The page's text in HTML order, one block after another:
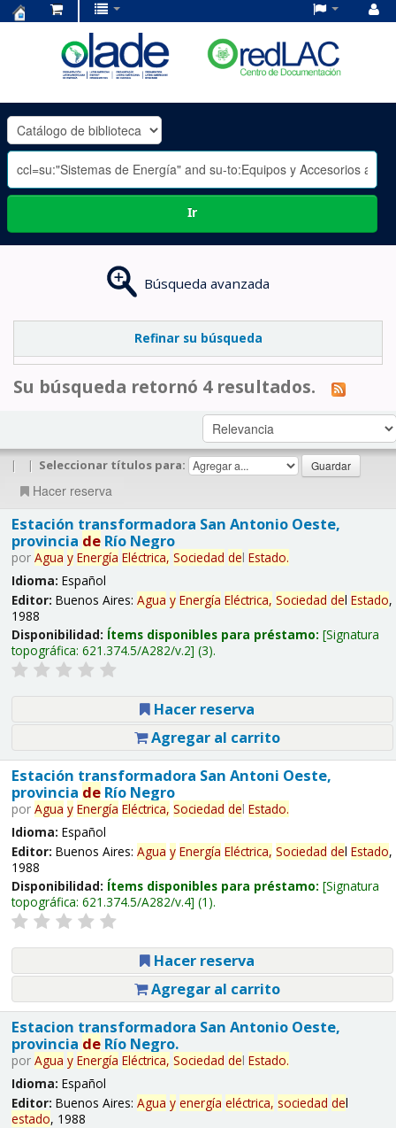
OLADE
-
Ir
Búsqueda avanzada
Refinar su búsqueda
Su búsqueda retornó 4 resultados.
| | Seleccionar títulos para:
Hacer reserva
Estación transformadora San Antonio Oeste,
provincia deRío Negro
por Agua y Energía Eléctrica, Sociedad del Estado.
Idioma: Español
Editor: Buenos Aires: Agua y Energía Eléctrica, Sociedad del Estado,
1988
Disponibilidad: Ítems disponibles para préstamo: Signatura
topográfica: 621.374.5/A282/v.2 (3).
Hacer reserva
Agregar al carrito
Estación transformadora San Antoni Oeste,
provincia deRío Negro
por Agua y Energía Eléctrica, Sociedad del Estado.
Idioma: Español
Editor: Buenos Aires: Agua y Energía Eléctrica, Sociedad del Estado,
1988
Disponibilidad: Ítems disponibles para préstamo: Signatura
topográfica: 621.374.5/A282/v.4 (1).
Hacer reserva
Agregar al carrito
Estacion transformadora San Antonio Oeste,
provincia deRío Negro.
por Agua y Energía Eléctrica, Sociedad del Estado.
Idioma: Español
Editor: Buenos Aires: Agua y energía eléctrica, sociedad del
estado, 1988